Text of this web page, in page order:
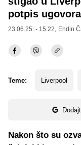
potpis ugovora
23.06.25. - 15:22, Endin
Teme: Liverpool
Nakon što su